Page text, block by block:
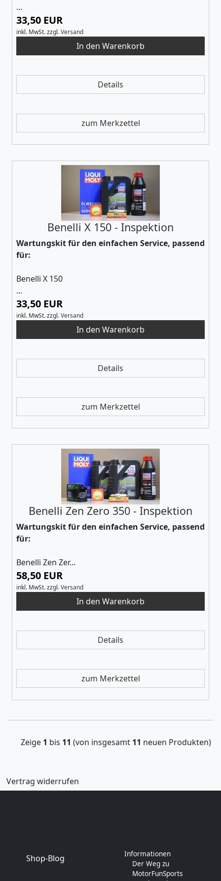
...
33,50 EUR
inkl. MwSt.zzgl.Versand
Details
zum Merkzettel
Benelli X 150 - Inspektion
Wartungskit für den einfachen Service, passend
für:
Benelli X 150
...
33,50 EUR
inkl. MwSt.zzgl.Versand
Details
zum Merkzettel
Benelli Zen Zero 350 - Inspektion
Wartungskit für den einfachen Service, passend
für:
Benelli Zen Zer...
58,50 EUR
inkl. MwSt.zzgl.Versand
Details
zum Merkzettel
Zeige 1 bis 11 (von insgesamt 11 neuen Produkten)
Vertrag widerrufen
Shop-Blog
Informationen
Der Weg zu
MotorFunSports